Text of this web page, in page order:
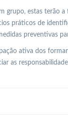
grupo, estas terão
práticos de
preventivas
ativa dos
as